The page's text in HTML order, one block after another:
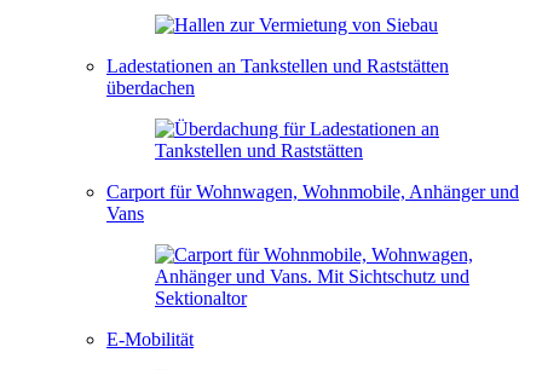
Ladestationen an Tankstellen und Raststätten
überdachen
Carport für Wohnwagen, Wohnmobile, Anhänger und
Vans
E-Mobilität